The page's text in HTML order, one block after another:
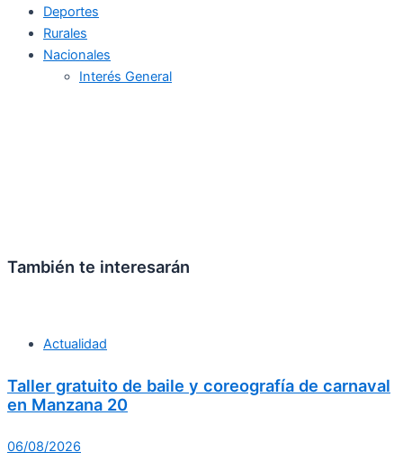
Deportes
Rurales
Nacionales
Interés General
También te interesarán
Actualidad
Taller gratuito de baile y coreografía de carnaval
en Manzana 20
06/08/2026